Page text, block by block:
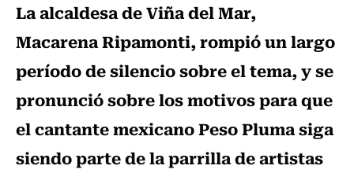
La alcaldesa de Viña del Mar,
Macarena Ripamonti, rompió un largo
período de silencio sobre el tema, y se
pronunció sobre los motivos para que
el cantante mexicano Peso Pluma siga
siendo parte de la parrilla de artistas